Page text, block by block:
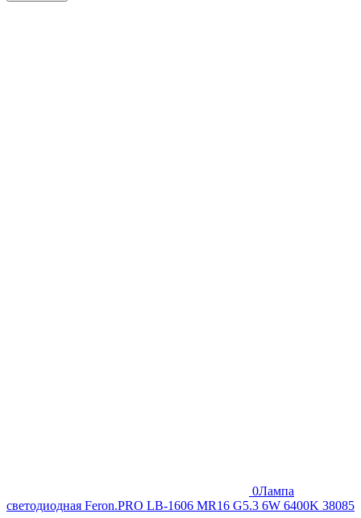
0Лампа
светодиодная Feron.PRO LB-1606 MR16 G5.3 6W 6400K 38085